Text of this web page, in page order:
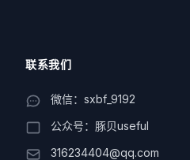
联系我们
微信：sxbf_9192
公众号：豚贝useful
316234404@qq.com